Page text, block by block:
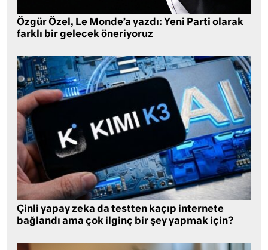
Özgür Özel, Le Monde’a yazdı: Yeni Parti olarak
farklı bir gelecek öneriyoruz
Çinli yapay zeka da testten kaçıp internete
bağlandı ama çok ilginç bir şey yapmak için?